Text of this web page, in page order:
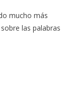
mucho más
las palabras